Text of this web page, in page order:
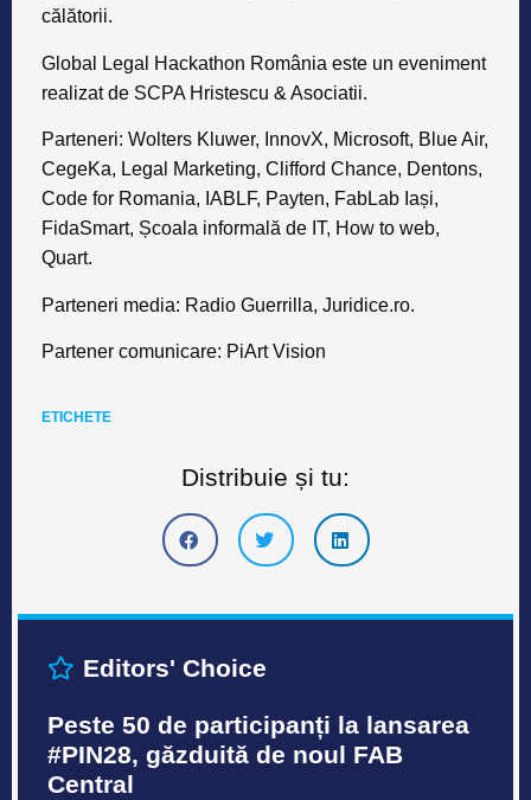
călătorii.
Global Legal Hackathon România este un eveniment
realizat de SCPA Hristescu & Asociatii.
Parteneri: Wolters Kluwer, InnovX, Microsoft, Blue Air,
CegeKa, Legal Marketing, Clifford Chance, Dentons,
Code for Romania, IABLF, Payten, FabLab Iași,
FidaSmart, Școala informală de IT, How to web,
Quart.
Parteneri media: Radio Guerrilla, Juridice.ro.
Partener comunicare: PiArt Vision
ETICHETE
Distribuie și tu:
Editors' Choice
Peste 50 de participanți la lansarea
#PIN28, găzduită de noul FAB
Central